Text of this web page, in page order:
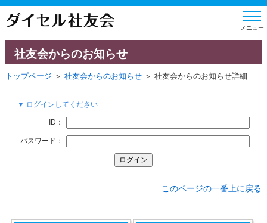
社友会からのお知らせ
トップページ ＞ 社友会からのお知らせ＞ 社友会からのお知らせ詳細
▼ ログインしてください
ID：
パスワード：
このページの一番上に戻る